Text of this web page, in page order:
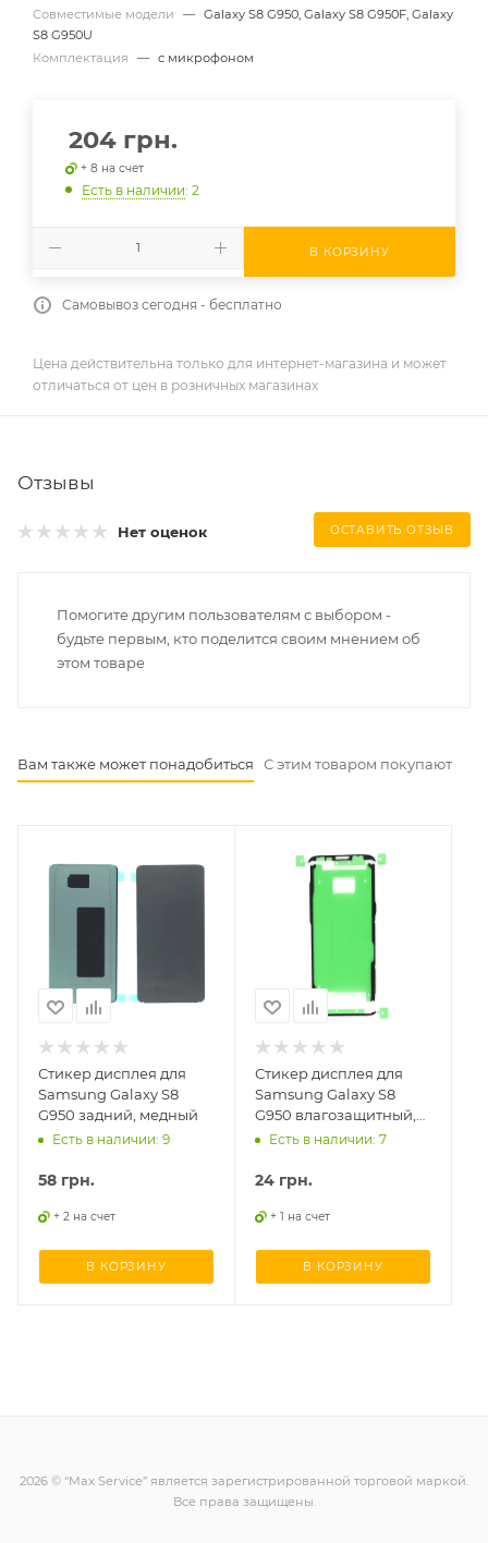
Совместимые модели
— Galaxy S8 G950, Galaxy S8 G950F, Galaxy
S8 G950U
Комплектация
— с микрофоном
204 грн.
+ 8 на счет
Есть в наличии: 2
В КОРЗИНУ
Самовывоз сегодня - бесплатно
Цена действительна только для интернет-магазина и может
отличаться от цен в розничных магазинах
Отзывы
Нет оценок ОСТАВИТЬ ОТЗЫВ
Помогите другим пользователям с выбором -
будьте первым, кто поделится своим мнением об
этом товаре
Вам также может понадобиться С этим товаром покупают
Стикер дисплея для
Samsung Galaxy S8
G950 задний, медный
Есть в наличии: 9
58 грн.
+ 2 на счет
В КОРЗИНУ
Стикер дисплея для
Samsung Galaxy S8
G950 влагозащитный,
верх + низ
Есть в наличии: 7
24 грн.
+ 1 на счет
В КОРЗИНУ
2026 © “Max Service” является зарегистрированной торговой маркой.
Все права защищены.